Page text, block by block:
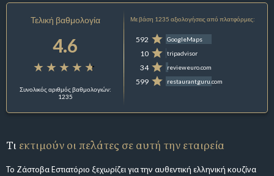
Τελική βαθμολογία
4.6
Συνολικός αριθμός βαθμολογιών:
1235
Με βάση 1235 αξιολογήσεις από πλατφόρμες:
592 GoogleMaps
10 tripadvisor
34 revieweuro.com
599 restaurantguru.com
Τι εκτιμούν οι πελάτες σε αυτή την εταιρεία
Το Ζάστοβα Εστιατόριο ξεχωρίζει για την αυθεντική ελληνική κουζίνα